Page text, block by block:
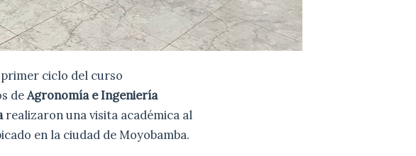
ciclo del curso
deAgronomía e Ingeniería
realizaron una visita académica al
en la ciudad de Moyobamba.